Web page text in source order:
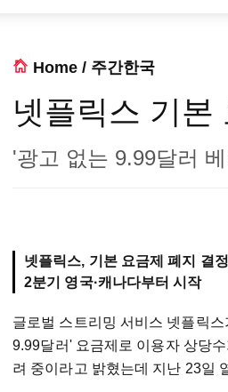
Home / 주간한국
넷플릭스 기본
'광고 없는 9.99달러
넷플릭스, 기본 요금제 폐지 결정
2분기 영국·캐나다부터 시작
글로벌 스트리밍 서비스 넷플릭
9.99달러' 요금제로 이용자 상당
려 중이라고 밝혔는데 지난 23일